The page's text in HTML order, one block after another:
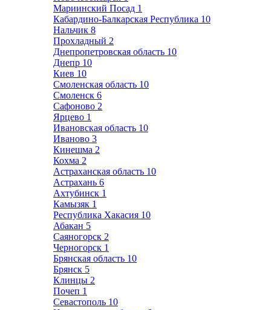
Мариинский Посад 1
Кабардино-Балкарская Республика 10
Нальчик 8
Прохладный 2
Днепропетровская область 10
Днепр 10
Киев 10
Смоленская область 10
Смоленск 6
Сафоново 2
Ярцево 1
Ивановская область 10
Иваново 3
Кинешма 2
Кохма 2
Астраханская область 10
Астрахань 6
Ахтубинск 1
Камызяк 1
Республика Хакасия 10
Абакан 5
Саяногорск 2
Черногорск 1
Брянская область 10
Брянск 5
Клинцы 2
Почеп 1
Севастополь 10